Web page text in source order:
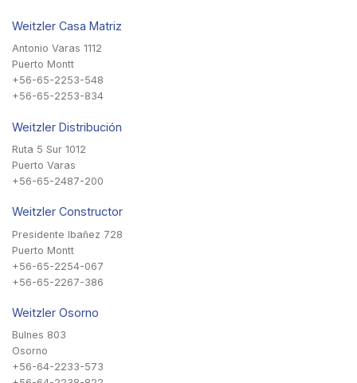
Weitzler Casa Matriz
Antonio Varas 1112
Puerto Montt
+56-65-2253-548
+56-65-2253-834
Weitzler Distribución
Ruta 5 Sur 1012
Puerto Varas
+56-65-2487-200
Weitzler Constructor
Presidente Ibañez 728
Puerto Montt
+56-65-2254-067
+56-65-2267-386
Weitzler Osorno
Bulnes 803
Osorno
+56-64-2233-573